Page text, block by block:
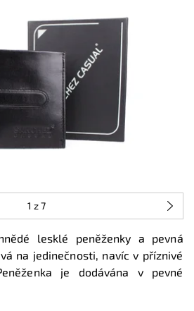
1 z 7
lesklé peněženky a pevná
na jedinečnosti, navíc v příznivé
je dodávána v pevné